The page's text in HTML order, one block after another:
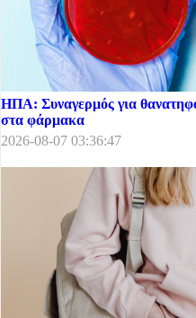
ΗΠΑ: Συναγερμός για
στα φάρμακα
2026-08-07 03:36:47